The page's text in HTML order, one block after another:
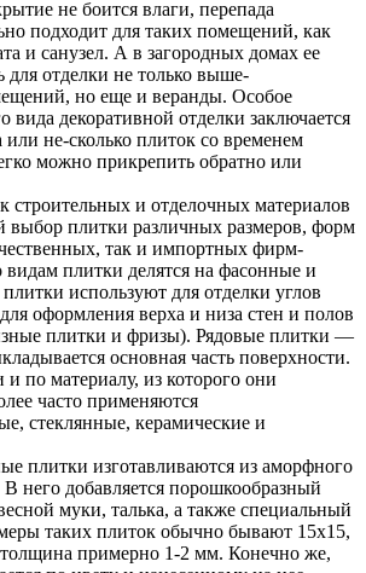
не боится влаги, перепада
подходит для таких помещений, как
и санузел. А в загородных домах ее
для отделки не только выше-
но еще и веранды. Особое
вида декоративной отделки заключается
или не-сколько плиток со временем
можно прикрепить обратно или
и отделочных материалов
выбор плитки различных размеров, форм
так и импортных фирм-
плитки делятся на фасонные и
используют для отделки углов
оформления верха и низа стен и полов
плитки и фризы). Рядовые плитки —
основная часть поверхности.
по материалу, из которого они
часто применяются
стеклянные, керамические и
плитки изготавливаются из аморфного
него добавляется порошкообразный
муки, талька, а также специальный
таких плиток обычно бывают 15x15,
примерно 1-2 мм. Конечно же,